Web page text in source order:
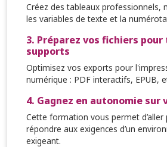
Créez des tableaux professionnels,
les variables de texte et la
3. Préparez vos fichiers pour
supports
Optimisez vos exports pour
numérique : PDF interactifs, EPUB,
4. Gagnez en autonomie sur
Cette formation vous permet d’aller
répondre aux exigences d’un
exigeant.